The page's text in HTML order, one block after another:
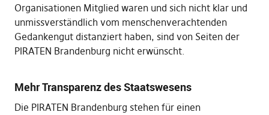
Organisationen Mitglied waren und sich nicht klar und
unmissverständlich vom menschenverachtenden
Gedankengut distanziert haben, sind von Seiten der
PIRATEN Brandenburg nicht erwünscht.
Mehr Transparenz des Staatswesens
Die PIRATEN Brandenburg stehen für einen